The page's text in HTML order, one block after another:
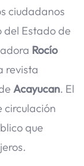
ciudadanos
del Estado de
Rocío
revista
Acayucan. El
circulación
que